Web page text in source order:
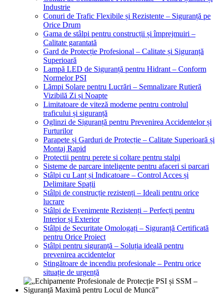
Industrie
Conuri de Trafic Flexibile și Rezistente – Siguranță pe
Orice Drum
Gama de stâlpi pentru construcții și împrejmuiri –
Calitate garantată
Gard de Protecție Profesional – Calitate și Siguranță
Superioară
Lampă LED de Siguranță pentru Hidrant – Conform
Normelor PSI
Lămpi Solare pentru Lucrări – Semnalizare Rutieră
Vizibilă Zi și Noapte
Limitatoare de viteză moderne pentru controlul
traficului și siguranță
Oglinzi de Siguranță pentru Prevenirea Accidentelor și
Furturilor
Parapete și Garduri de Protecție – Calitate Superioară și
Montaj Rapid
Protectii pentru perete si coltare pentru stalpi
Sisteme de parcare inteligente pentru afaceri si parcari
Stâlpi cu Lanț și Indicatoare – Control Acces și
Delimitare Spații
Stâlpi de construcție rezistenți – Ideali pentru orice
lucrare
Stâlpi de Evenimente Rezistenți – Perfecți pentru
Interior și Exterior
Stâlpi de Securitate Omologați – Siguranță Certificată
pentru Orice Proiect
Stâlpi pentru siguranță – Soluția ideală pentru
prevenirea accidentelor
Stingătoare de incendiu profesionale – Pentru orice
situație de urgență